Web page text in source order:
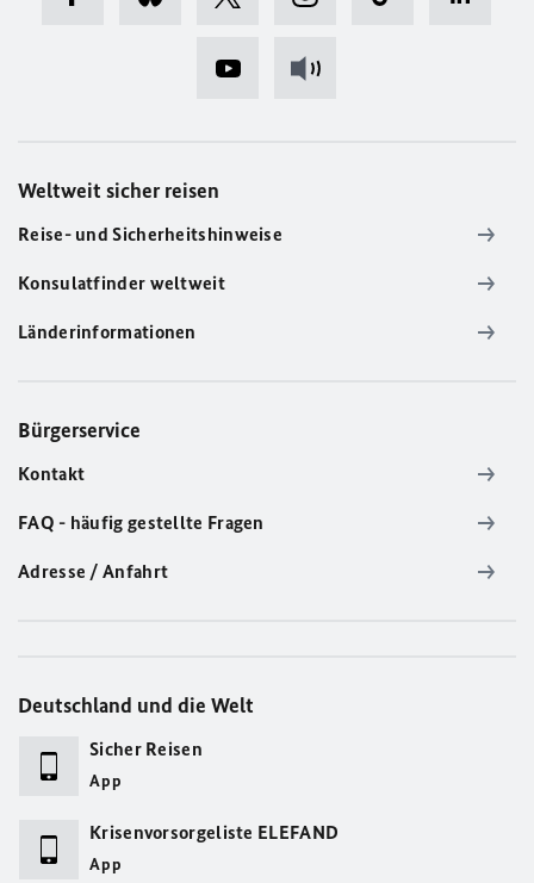
Weltweit sicher reisen
Reise- und Sicherheitshinweise
Konsulatfinder weltweit
Länderinformationen
Bürgerservice
Kontakt
FAQ - häufig gestellte Fragen
Adresse / Anfahrt
Deutschland und die Welt
Sicher Reisen
App
Krisenvorsorgeliste ELEFAND
App